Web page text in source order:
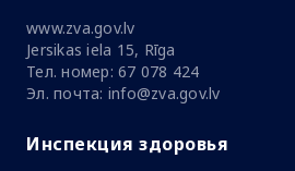
www.zva.gov.lv
Jersikas iela 15, Rīga
Тел. номер: 67 078 424
Эл. почта: info@zva.gov.lv
Инспекция здоровья